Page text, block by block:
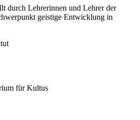
durch Lehrerinnen und Lehrer der
geistige Entwicklung in
für Kultus